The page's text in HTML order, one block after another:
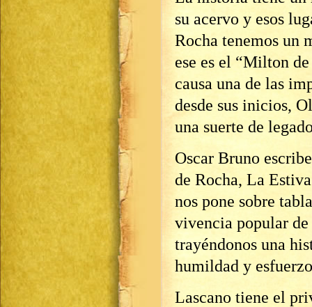
su acervo y esos
Rocha tenemos un
ese es el “Milton
causa una de las
desde sus inicios,
una suerte de
Oscar Bruno
de Rocha, La
nos pone sobre
vivencia popular
trayéndonos una
humildad y
Lascano tiene el